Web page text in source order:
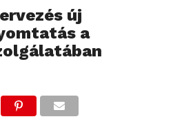
új
a